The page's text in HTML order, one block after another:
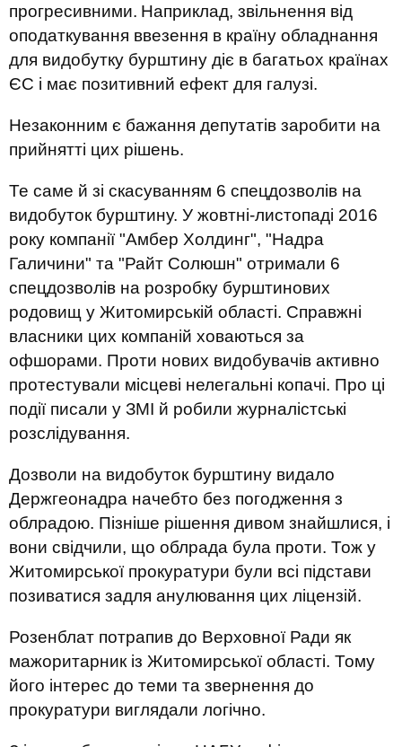
прогресивними. Наприклад, звільнення від
оподаткування ввезення в країну обладнання
для видобутку бурштину діє в багатьох країнах
ЄС і має позитивний ефект для галузі.
Незаконним є бажання депутатів заробити на
прийнятті цих рішень.
Те саме й зі скасуванням 6 спецдозволів на
видобуток бурштину. У жовтні-листопаді 2016
року компанії "Амбер Холдинг", "Надра
Галичини" та "Райт Солюшн" отримали 6
спецдозволів на розробку бурштинових
родовищ у Житомирській області. Справжні
власники цих компаній ховаються за
офшорами. Проти нових видобувачів активно
протестували місцеві нелегальні копачі. Про ці
події писали у ЗМІ й робили журналістські
розслідування.
Дозволи на видобуток бурштину видало
Держгеонадра начебто без погодження з
облрадою. Пізніше рішення дивом знайшлися, і
вони свідчили, що облрада була проти. Тож у
Житомирської прокуратури були всі підстави
позиватися задля анулювання цих ліцензій.
Розенблат потрапив до Верховної Ради як
мажоритарник із Житомирської області. Тому
його інтерес до теми та звернення до
прокуратури виглядали логічно.